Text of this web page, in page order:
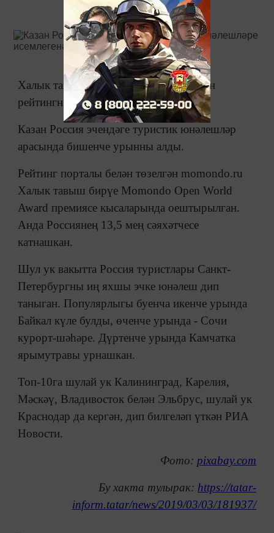
Халык тавыш бирүе нигезендә төзелгән
рейтингның лидеры - Петербург.
Казан Россия эчендәге туристик юнәлешләр
арасында бишенче урынны алды.
Рейтинг порталы белән төзелгән momondo.ru
Халык тавыш бирүе Momondo Open World
Award премиясе кысаларында оештырылган.
Анда Россиянең 13,5 мең сәяхәтчесе
катнашкан.
Шул ук вакытта Россия туристлары Санкт-
Петербургны иң яхшы эчке юнәлеш дип
таныган. Популярлыгы буенча икенче урында
Байкал күле булды, өченче урында - Сочи
курорт-шәһәре. Дүртенче урында Камчатка
ярымутравы урнашкан.
Топ-10га шулай ук Калининград, Карелия,
Мәскәү, Владивосток белән Эльбрус, шулай ук
Краснодар да кергән, дип билгеләп үткән РИА
Новости.
Фото: pixabay.com
Бу хакта тулырак: https://tatar-
inform.tatar/news/2019/03/03/181937/